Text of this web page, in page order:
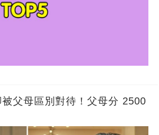
父母區別對待！父母分 2500